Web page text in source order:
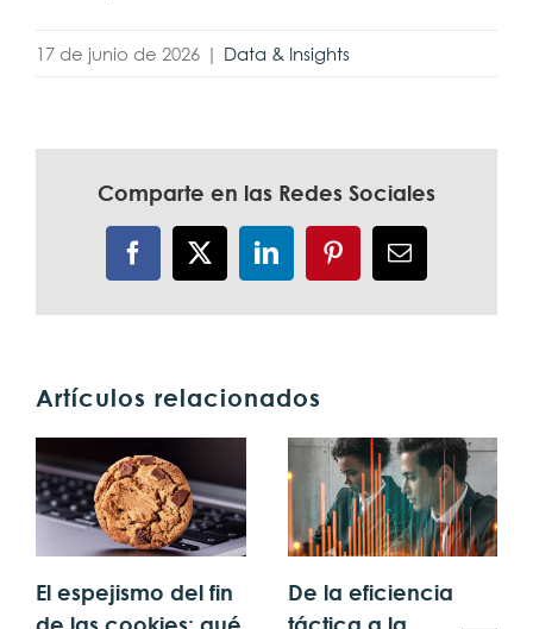
17 de junio de 2026 | Data & Insights
Comparte en las Redes Sociales
Facebook
X LinkedInPinterestCorreo
electrónico
Artículos relacionados
El espejismo del fin
De la eficiencia